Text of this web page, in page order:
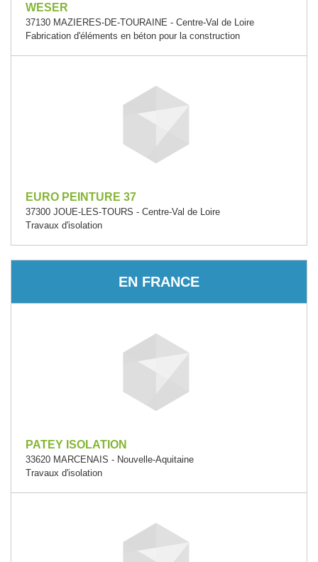
WESER
37130 MAZIERES-DE-TOURAINE - Centre-Val de Loire
Fabrication d'éléments en béton pour la construction
EURO PEINTURE 37
37300 JOUE-LES-TOURS - Centre-Val de Loire
Travaux d'isolation
EN FRANCE
PATEY ISOLATION
33620 MARCENAIS - Nouvelle-Aquitaine
Travaux d'isolation